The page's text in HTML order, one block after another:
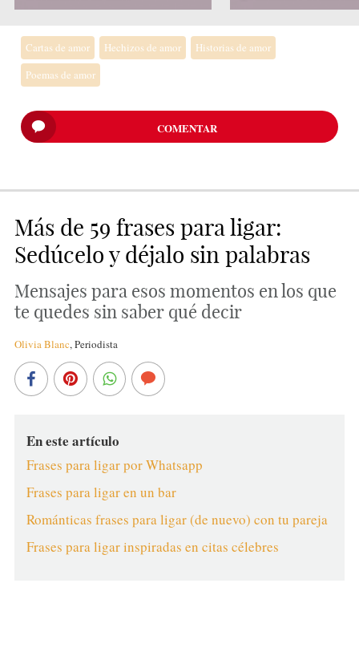
Cartas de amor Hechizos de amor
Historias de amor
Poemas de amor
COMENTAR
Más de 59 frases para ligar:
Sedúcelo y déjalo sin palabras
Mensajes para esos momentos en los que
te quedes sin saber qué decir
Olivia Blanc,Periodista
En este artículo
Frases para ligar por Whatsapp
Frases para ligar en un bar
Románticas frases para ligar (de nuevo) con tu pareja
Frases para ligar inspiradas en citas célebres